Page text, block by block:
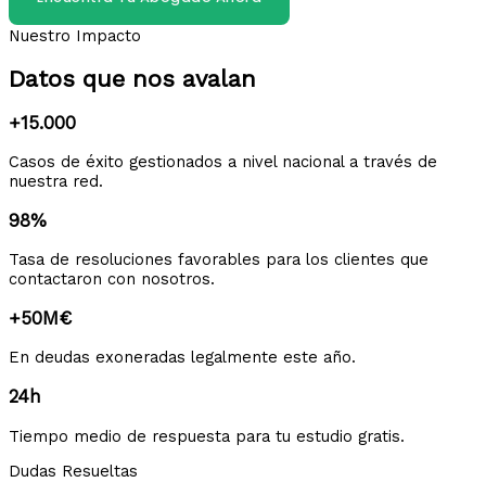
Nuestro Impacto
Datos que nos avalan
+15.000
Casos de éxito gestionados a nivel nacional a través de
nuestra red.
98%
Tasa de resoluciones favorables para los clientes que
contactaron con nosotros.
+50M€
En deudas exoneradas legalmente este año.
24h
Tiempo medio de respuesta para tu estudio gratis.
Dudas Resueltas